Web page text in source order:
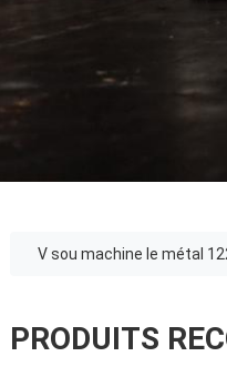
V sou machine le métal
PRODUITS